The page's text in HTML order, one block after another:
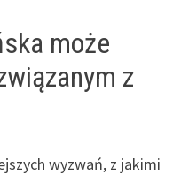
może
z
wyzwań, z jakimi